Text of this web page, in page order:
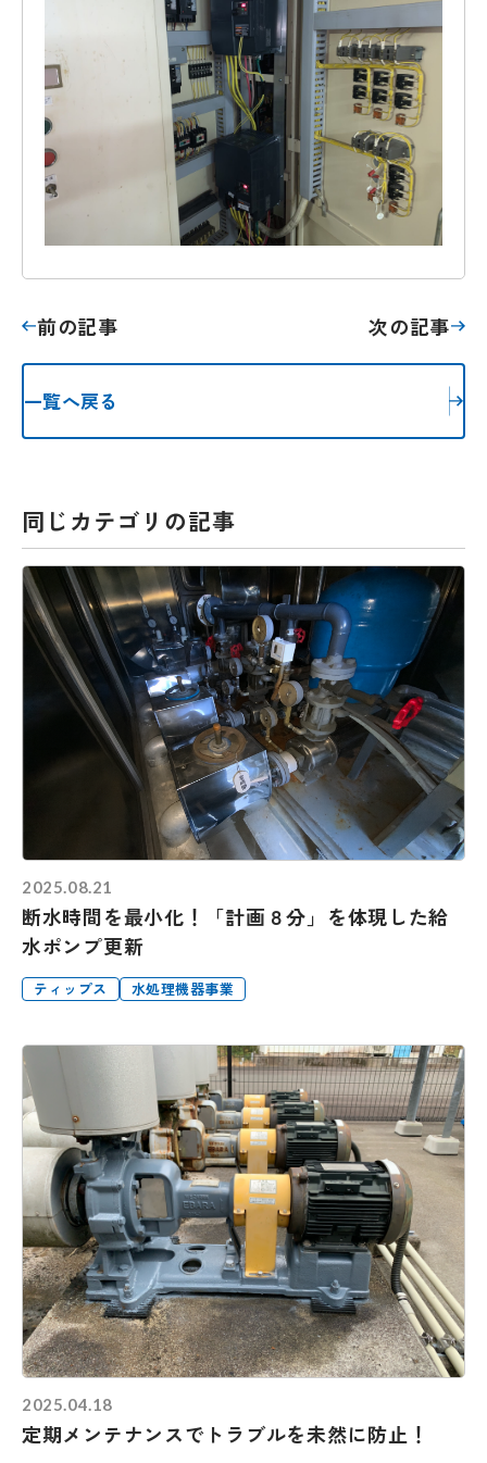
前の記事 次の記事
一覧へ戻る
同じカテゴリの記事
2025.08.21
断水時間を最小化！「計画８分」を体現した給
水ポンプ更新
ティップス 水処理機器事業
2025.04.18
定期メンテナンスでトラブルを未然に防止！